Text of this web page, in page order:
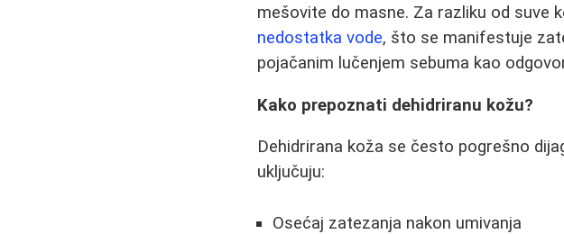
mešovite do masne. Za razliku od suve
nedostatka vode, što se manifestuje
pojačanim lučenjem sebuma kao
Kako prepoznati dehidriranu kožu?
Dehidrirana koža se često pogrešno
uključuju:
Osećaj zatezanja nakon umivanja